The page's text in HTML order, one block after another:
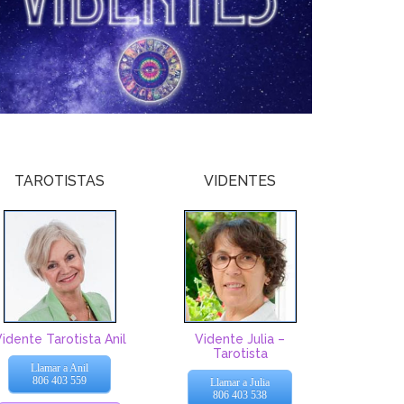
TAROTISTAS
Tarotista Anil
Llamar a Anil
806 403 559
VIDENTES
Vidente Julia –
Tarotista
Llamar a Julia
806 403 538